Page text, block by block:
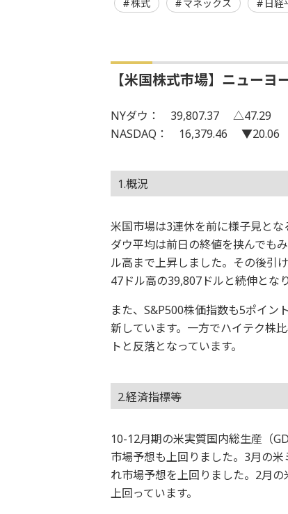
株式 マネックス 日経
【米国株式市場】ニューヨ
NYダウ： 39,807.37 △47.29 （
NASDAQ： 16,379.46 ▼20.06
1.概況
米国市場は3連休を前に様子見と
ダウ平均は前日の終値を挟んでも
ル高まで上昇しました。その後引
47ドル高の39,807ドルと続伸とな
また、S&P500株価指数も5ポイン
新しています。一方でハイテク株
トと反落となっています。
2.経済指標等
10-12月期の米実質国内総生産（
市場予想も上回りました。3月の
れ市場予想を上回りました。2月
上回っています。